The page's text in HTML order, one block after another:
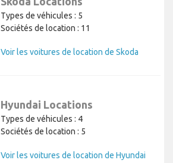
Types de véhicules : 5
Sociétés de location : 11
Voir les voitures de location de Skoda
Hyundai Locations
Types de véhicules : 4
Sociétés de location : 5
Voir les voitures de location de Hyundai